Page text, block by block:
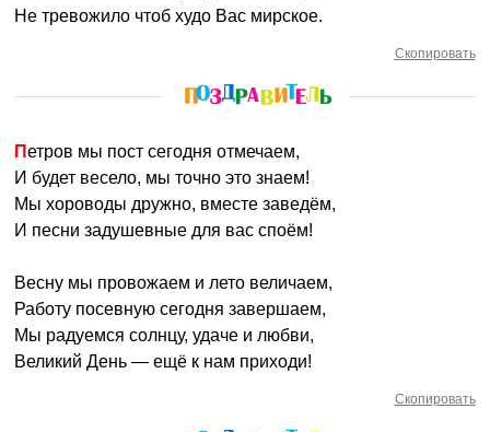
Не тревожило чтоб худо Вас мирское.
Скопировать
Петров мы пост сегодня отмечаем,
И будет весело, мы точно это знаем!
Мы хороводы дружно, вместе заведём,
И песни задушевные для вас споём!
Весну мы провожаем и лето величаем,
Работу посевную сегодня завершаем,
Мы радуемся солнцу, удаче и любви,
Великий День — ещё к нам приходи!
Скопировать